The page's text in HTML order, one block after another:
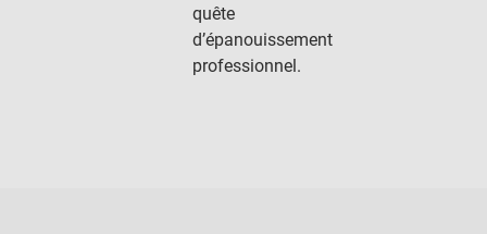
quête
d’épanouissement
professionnel.